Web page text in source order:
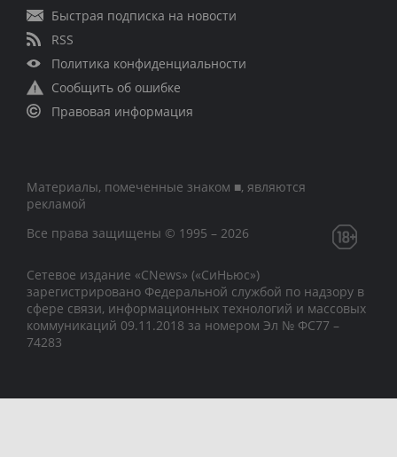
Быстрая подписка на новости
RSS
Политика конфиденциальности
Сообщить об ошибке
Правовая информация
Материалы, помеченные знаком ■, являются
рекламой
Все права защищены © 1995 – 2026
Сетевое издание «CNews» («СиНьюс»)
зарегистрировано Федеральной службой по надзору в
сфере связи, информационных технологий и массовых
коммуникаций 09.11.2018 за номером Эл № ФС77 –
74283